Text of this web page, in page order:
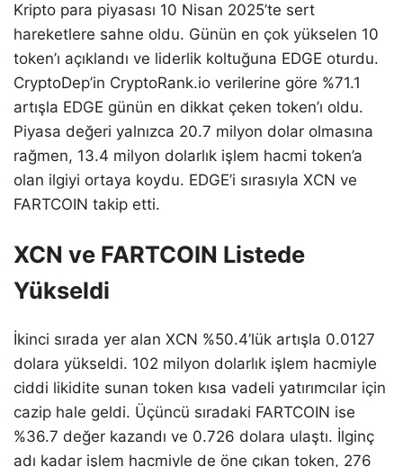
Kripto para piyasası 10 Nisan 2025’te sert
hareketlere sahne oldu. Günün en çok yükselen 10
token’ı açıklandı ve liderlik koltuğuna EDGE oturdu.
CryptoDep’in CryptoRank.io verilerine göre %71.1
artışla EDGE günün en dikkat çeken token’ı oldu.
Piyasa değeri yalnızca 20.7 milyon dolar olmasına
rağmen, 13.4 milyon dolarlık işlem hacmi token’a
olan ilgiyi ortaya koydu. EDGE’i sırasıyla XCN ve
FARTCOIN takip etti.
XCN ve FARTCOIN Listede
Yükseldi
İkinci sırada yer alan XCN %50.4’lük artışla 0.0127
dolara yükseldi. 102 milyon dolarlık işlem hacmiyle
ciddi likidite sunan token kısa vadeli yatırımcılar için
cazip hale geldi. Üçüncü sıradaki FARTCOIN ise
%36.7 değer kazandı ve 0.726 dolara ulaştı. İlginç
adı kadar işlem hacmiyle de öne çıkan token, 276